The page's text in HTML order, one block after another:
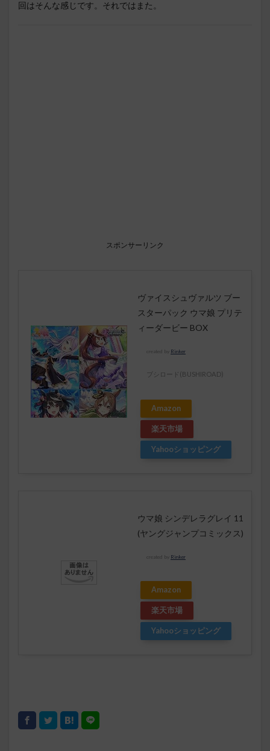
回はそんな感じです。それではまた。
スポンサーリンク
ヴァイスシュヴァルツ ブー
スターパック ウマ娘 プリテ
ィーダービー BOX
created by Rinker
ブシロード(BUSHIROAD)
Amazon
楽天市場
Yahooショッピング
ウマ娘 シンデレラグレイ 11
(ヤングジャンプコミックス)
created by Rinker
Amazon
楽天市場
Yahooショッピング